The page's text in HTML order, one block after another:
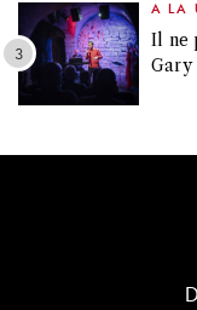
A LA
Il ne
Gary